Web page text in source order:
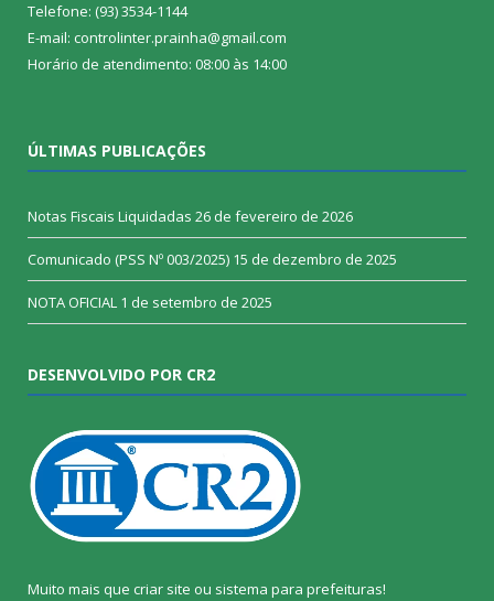
Telefone: (93) 3534-1144
E-mail: controlinter.prainha@gmail.com
Horário de atendimento: 08:00 às 14:00
ÚLTIMAS PUBLICAÇÕES
Notas Fiscais Liquidadas 26 de fevereiro de 2026
Comunicado (PSS Nº 003/2025) 15 de dezembro de 2025
NOTA OFICIAL 1 de setembro de 2025
DESENVOLVIDO POR CR2
Muito mais que criar site ou sistema para prefeituras!